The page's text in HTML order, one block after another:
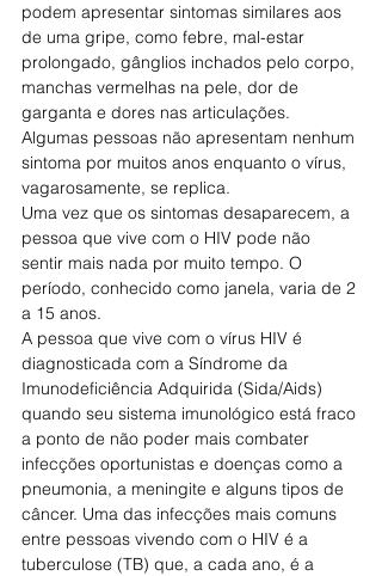
podem apresentar sintomas similares aos
de uma gripe, como febre, mal-estar
prolongado, gânglios inchados pelo corpo,
manchas vermelhas na pele, dor de
garganta e dores nas articulações.
Algumas pessoas não apresentam nenhum
sintoma por muitos anos enquanto o vírus,
vagarosamente, se replica.
Uma vez que os sintomas desaparecem, a
pessoa que vive com o HIV pode não
sentir mais nada por muito tempo. O
período, conhecido como janela, varia de 2
a 15 anos.
A pessoa que vive com o vírus HIV é
diagnosticada com a Síndrome da
Imunodeficiência Adquirida (Sida/Aids)
quando seu sistema imunológico está fraco
a ponto de não poder mais combater
infecções oportunistas e doenças como a
pneumonia, a meningite e alguns tipos de
câncer. Uma das infecções mais comuns
entre pessoas vivendo com o HIV é a
tuberculose (TB) que, a cada ano, é a